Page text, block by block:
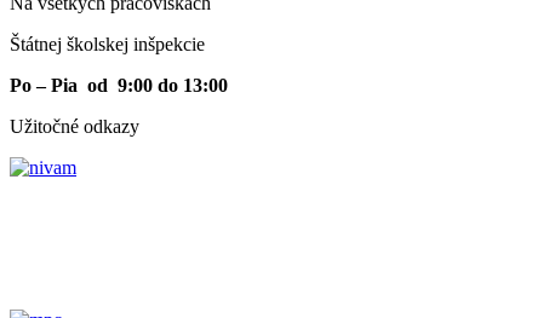
Štátnej školskej inšpekcie
Po – Pia od 9:00 do 13:00
Užitočné odkazy